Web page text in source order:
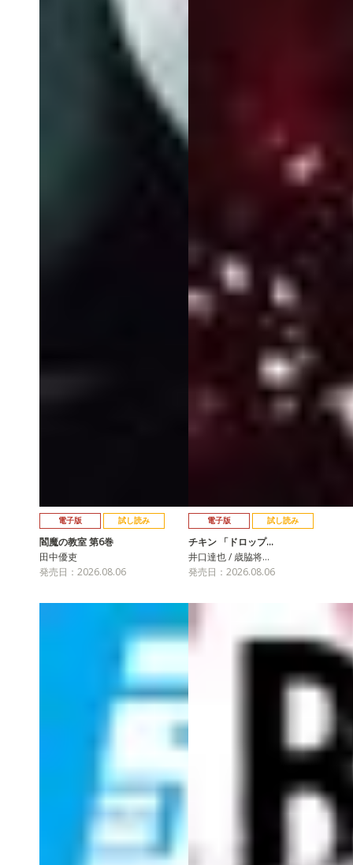
電子版 試し読み
閻魔の教室 第6巻
田中優吏
発売日：2026.08.06
電子版 試し読み
チキン 「ドロップ…
井口達也 / 歳脇将…
発売日：2026.08.06